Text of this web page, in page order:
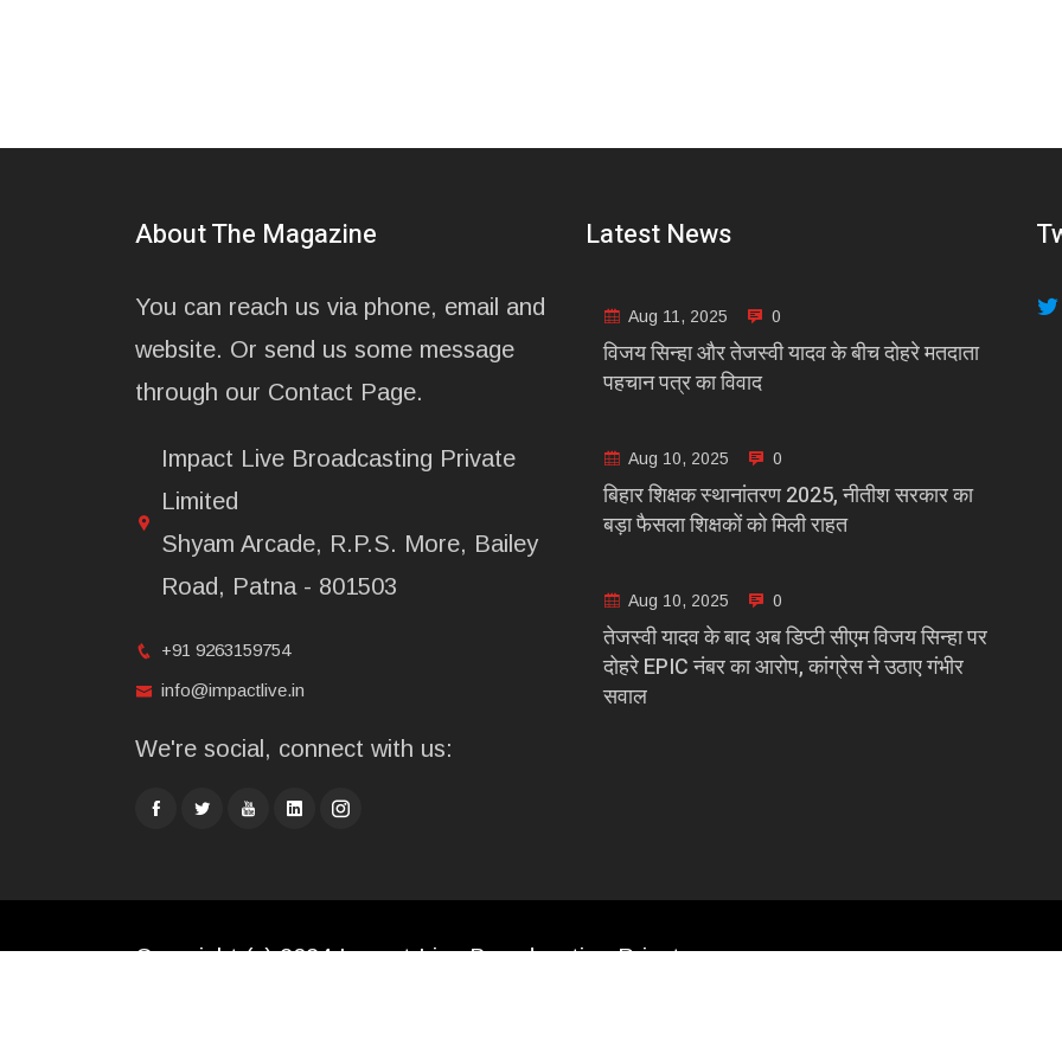
About The Magazine
You can reach us via phone, email and
website. Or send us some message
through our Contact Page.
Impact Live Broadcasting Private
Limited
Shyam Arcade, R.P.S. More, Bailey
Road, Patna - 801503
+91 9263159754
info@impactlive.in
We're social, connect with us:
Latest News
Aug 11, 2025 0
विजय सिन्हा और तेजस्वी यादव के बीच दोहरे मतदाता
पहचान पत्र का विवाद
Aug 10, 2025 0
बिहार शिक्षक स्थानांतरण 2025, नीतीश सरकार का
बड़ा फैसला शिक्षकों को मिली राहत
Aug 10, 2025 0
तेजस्वी यादव के बाद अब डिप्टी सीएम विजय सिन्हा पर
दोहरे EPIC नंबर का आरोप, कांग्रेस ने उठाए गंभीर
सवाल
Copyright (c) 2024 Impact Live Broadcasting Private